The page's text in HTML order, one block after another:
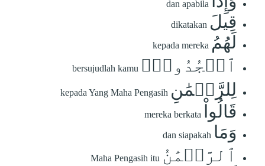
dan apabila
قِيلَ dikatakan
لَهُمُ kepada mereka
ٱسۡجُدُواْۤ bersujudlah kamu
لِلرَّحۡمَٰنِ kepada Yang Maha Pengasih
قَالُواْ mereka berkata
وَمَا dan siapakah
ٱلرَّحۡمَٰنُ Maha Pengasih itu